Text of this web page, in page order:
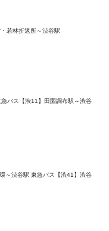
若林折返所～渋谷駅
バス【渋11】田園調布駅～渋谷
～渋谷駅 東急バス【渋41】渋谷